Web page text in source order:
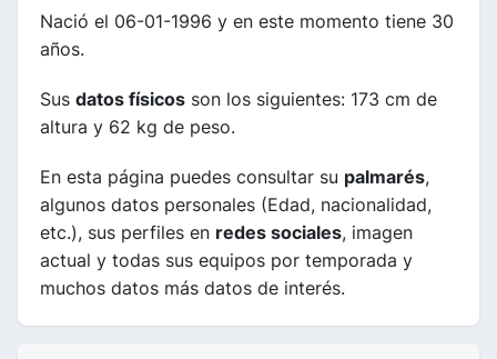
Nació el 06-01-1996 y en este momento tiene 30
años.
Sus datos físicos son los siguientes: 173 cm de
altura y 62 kg de peso.
En esta página puedes consultar su palmarés,
algunos datos personales (Edad, nacionalidad,
etc.), sus perfiles en redes sociales, imagen
actual y todas sus equipos por temporada y
muchos datos más datos de interés.